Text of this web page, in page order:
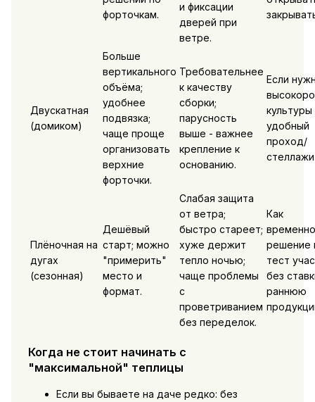
форточкам.
и фиксации
дверей при
ветре.
Двускатная
(домиком)
Больше
вертикального
объёма;
удобнее
подвязка;
чаще проще
организовать
верхние
форточки.
Требовательнее
к качеству
сборки;
парусность
выше - важнее
крепление к
основанию.
Если
культуры
удобный
проход/
Плёночная на
дугах
(сезонная)
Дешёвый
старт; можно
"примерить"
место и
формат.
Слабая защита
от ветра;
быстро стареет;
хуже держит
тепло ночью;
чаще проблемы
с
проветриванием
без переделок.
Как
решение
тест
без
раннюю
Когда не стоит начинать с
"максимальной" теплицы
Если вы бываете на даче редко: без